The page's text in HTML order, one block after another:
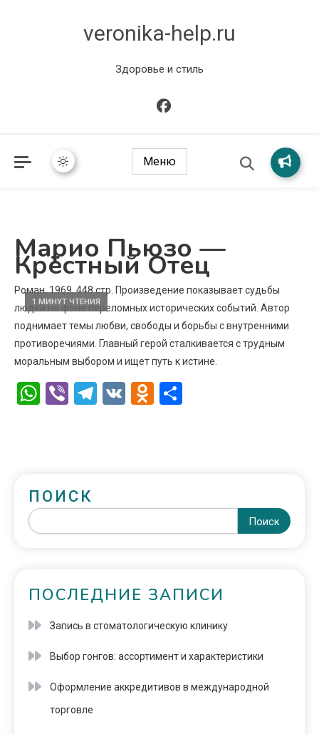
veronika-help.ru
Здоровье и стиль
Меню
Марио Пьюзо —
Крёстный Отец
1 МИНУТ ЧТЕНИЯ
Роман, 1969, 448 стр. Произведение показывает судьбы
людей на фоне переломных исторических событий. Автор
поднимает темы любви, свободы и борьбы с внутренними
противоречиями. Главный герой сталкивается с трудным
моральным выбором и ищет путь к истине.
WhatsApp
ViberTelegram
VK Odnoklassniki
ПОИСК
Поиск
ПОСЛЕДНИЕ ЗАПИСИ
Запись в стоматологическую клинику
Выбор гонгов: ассортимент и характеристики
Оформление аккредитивов в международной
торговле